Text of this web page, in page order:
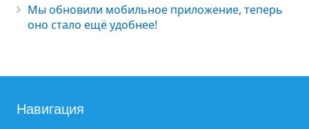
Мы обновили мобильное приложение, теперь
оно стало ещё удобнее!
Навигация